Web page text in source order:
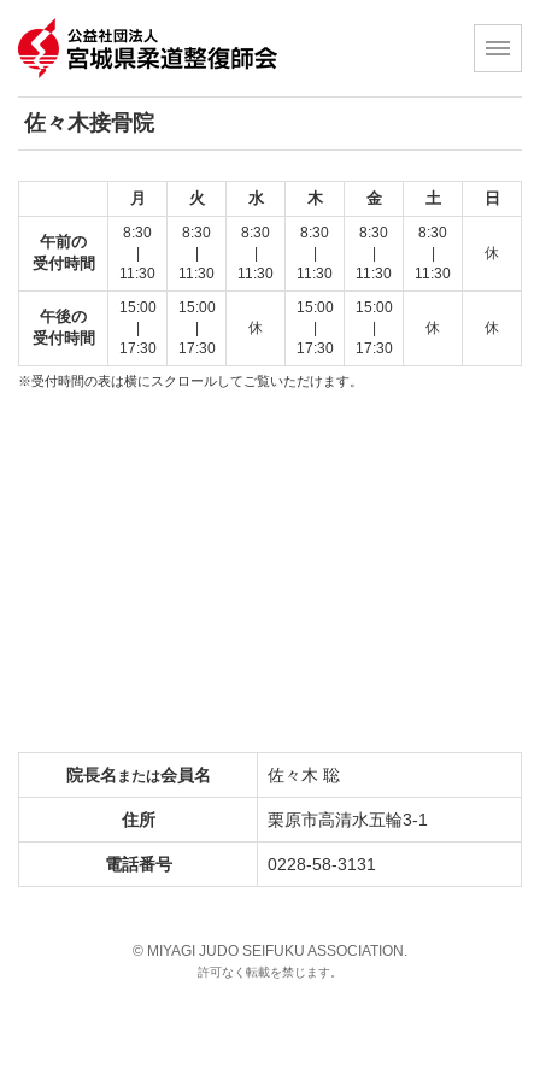
佐々木接骨院
月 火 水 木 金 土 日
午前の
受付時間
8:30
11:30
8:30
11:30
8:30
11:30
8:30
11:30
8:30
11:30
8:30
11:30
休
午後の
受付時間
15:00
17:30
15:00
17:30
休
15:00
17:30
15:00
17:30
休 休
※受付時間の表は横にスクロールしてご覧いただけます。
院長名 または会員名 佐々木 聡
住所 栗原市高清水五輪3-1
電話番号 0228-58-3131
© MIYAGI JUDO SEIFUKU ASSOCIATION.
許可なく転載を禁じます。